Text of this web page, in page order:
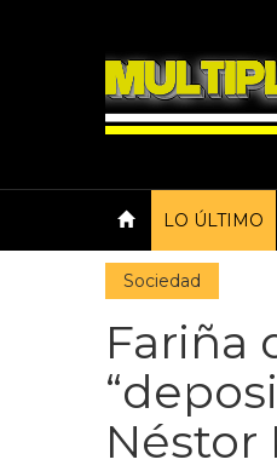
LO ÚLTIMO
Sociedad
Fariña
Néstor